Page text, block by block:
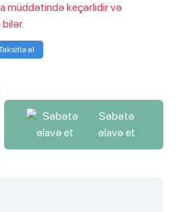
müddətində keçərlidir və
al
Səbətə
əlavə et